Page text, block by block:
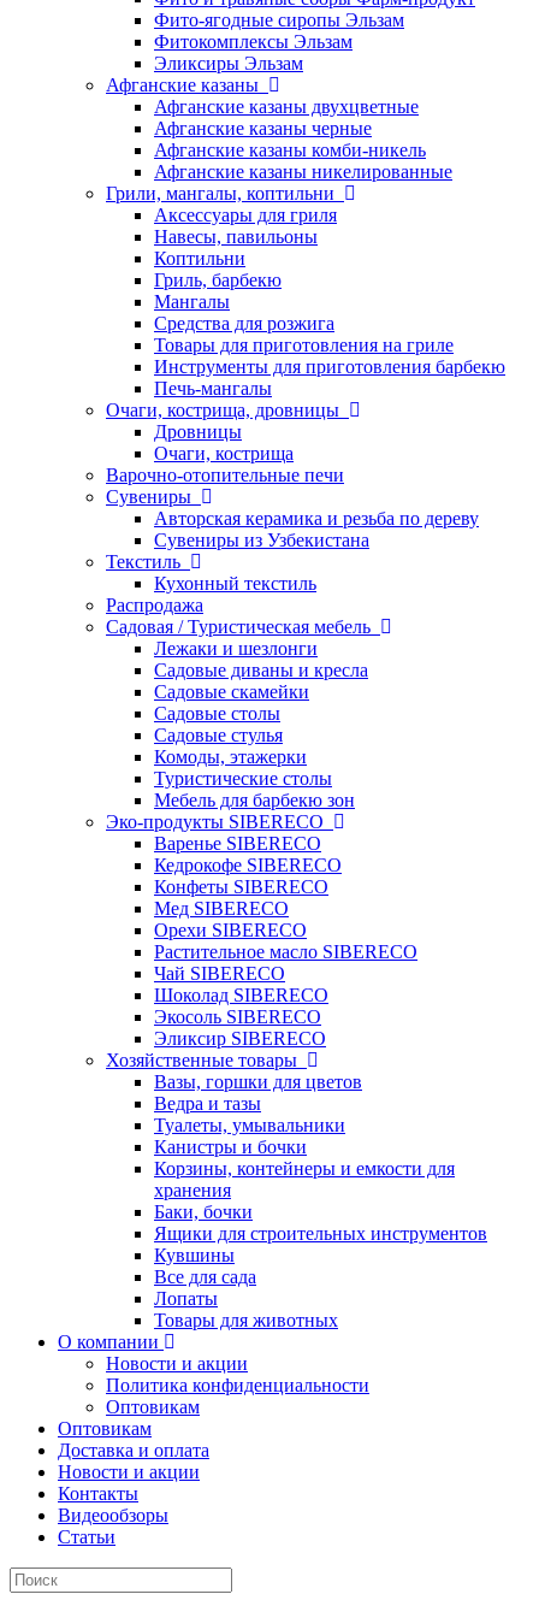
Фито-ягодные сиропы Эльзам
Фитокомплексы Эльзам
Эликсиры Эльзам
Афганские казаны
Афганские казаны двухцветные
Афганские казаны черные
Афганские казаны комби-никель
Афганские казаны никелированные
Грили, мангалы, коптильни
Аксессуары для гриля
Навесы, павильоны
Коптильни
Гриль, барбекю
Мангалы
Средства для розжига
Товары для приготовления на гриле
Инструменты для приготовления барбекю
Печь-мангалы
Очаги, кострища, дровницы
Дровницы
Очаги, кострища
Варочно-отопительные печи
Сувениры
Авторская керамика и резьба по дереву
Сувениры из Узбекистана
Текстиль
Кухонный текстиль
Распродажа
Садовая / Туристическая мебель
Лежаки и шезлонги
Садовые диваны и кресла
Садовые скамейки
Садовые столы
Садовые стулья
Комоды, этажерки
Туристические столы
Мебель для барбекю зон
Эко-продукты SIBERECO
Варенье SIBERECO
Кедрокофе SIBERECO
Конфеты SIBERECO
Мед SIBERECO
Орехи SIBERECO
Растительное масло SIBERECO
Чай SIBERECO
Шоколад SIBERECO
Экосоль SIBERECO
Эликсир SIBERECO
Хозяйственные товары
Вазы, горшки для цветов
Ведра и тазы
Туалеты, умывальники
Канистры и бочки
Корзины, контейнеры и емкости для
хранения
Баки, бочки
Ящики для строительных инструментов
Кувшины
Все для сада
Лопаты
Товары для животных
О компании
Новости и акции
Политика конфиденциальности
Оптовикам
Оптовикам
Доставка и оплата
Новости и акции
Контакты
Видеообзоры
Статьи